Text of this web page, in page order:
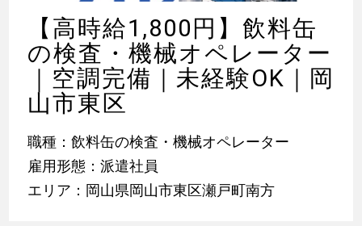
【高時給1,800円】飲料缶
の検査・機械オペレーター
｜空調完備｜未経験OK｜岡
山市東区
職種：飲料缶の検査・機械オペレーター
雇用形態：派遣社員
エリア：岡山県岡山市東区瀬戸町南方